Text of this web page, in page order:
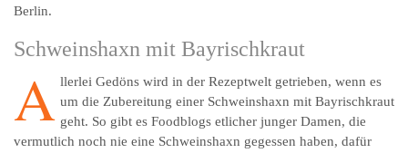
Berlin.
Schweinshaxn mit Bayrischkraut
A llerlei Gedöns wird in der Rezeptwelt getrieben, wenn es
um die Zubereitung einer Schweinshaxn mit Bayrischkraut
geht. So gibt es Foodblogs etlicher junger Damen, die
vermutlich noch nie eine Schweinshaxn gegessen haben, dafür